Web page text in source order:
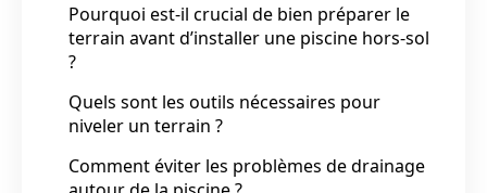
Pourquoi est-il crucial de bien préparer le
terrain avant d’installer une piscine hors-sol
?
Quels sont les outils nécessaires pour
niveler un terrain ?
Comment éviter les problèmes de drainage